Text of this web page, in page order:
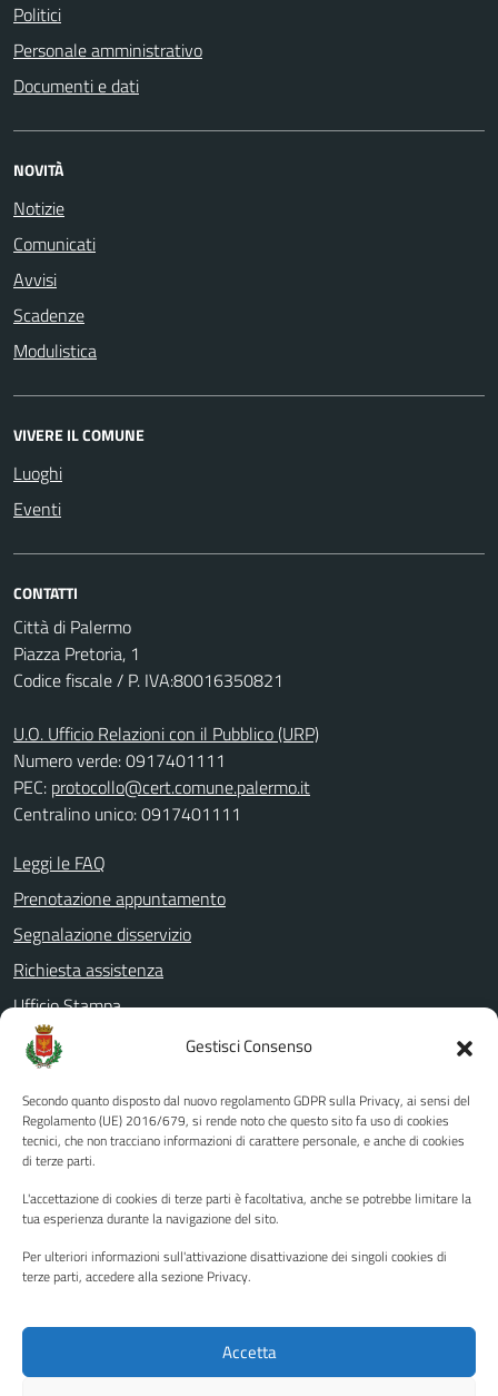
Gestisci Consenso
Secondo quanto disposto dal nuovo regolamento GDPR sulla Privacy, ai sensi del
Regolamento (UE) 2016/679, si rende noto che questo sito fa uso di cookies
tecnici, che non tracciano informazioni di carattere personale, e anche di cookies
di terze parti.
L'accettazione di cookies di terze parti è facoltativa, anche se potrebbe limitare la
tua esperienza durante la navigazione del sito.
Per ulteriori informazioni sull'attivazione disattivazione dei singoli cookies di
terze parti, accedere alla sezione Privacy.
Accetta
Politici
Personale amministrativo
Documenti e dati
NOVITÀ
Notizie
Comunicati
Avvisi
Scadenze
Modulistica
VIVERE IL COMUNE
Luoghi
Eventi
CONTATTI
Città di Palermo
Piazza Pretoria, 1
Codice fiscale / P. IVA:80016350821
U.O. Ufficio Relazioni con il Pubblico (URP)
Numero verde: 0917401111
PEC: protocollo@cert.comune.palermo.it
Centralino unico: 0917401111
Leggi le FAQ
Prenotazione appuntamento
Segnalazione disservizio
Richiesta assistenza
Ufficio Stampa
Amministrazione Trasparente
Albo pretorio
Informativa privacy
Note legali
Piano di miglioramento del sito
Instagram